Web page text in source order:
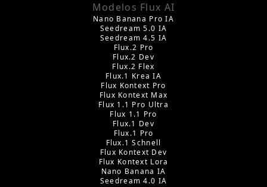
Modelos Flux AI
Nano Banana Pro IA
Seedream 5.0 IA
Seedream 4.5 IA
Flux.2 Pro
Flux.2 Dev
Flux.2 Flex
Flux.1 Krea IA
Flux Kontext Pro
Flux Kontext Max
Flux 1.1 Pro Ultra
Flux 1.1 Pro
Flux.1 Dev
Flux.1 Pro
Flux.1 Schnell
Flux Kontext Dev
Flux Kontext Lora
Nano Banana IA
Seedream 4.0 IA